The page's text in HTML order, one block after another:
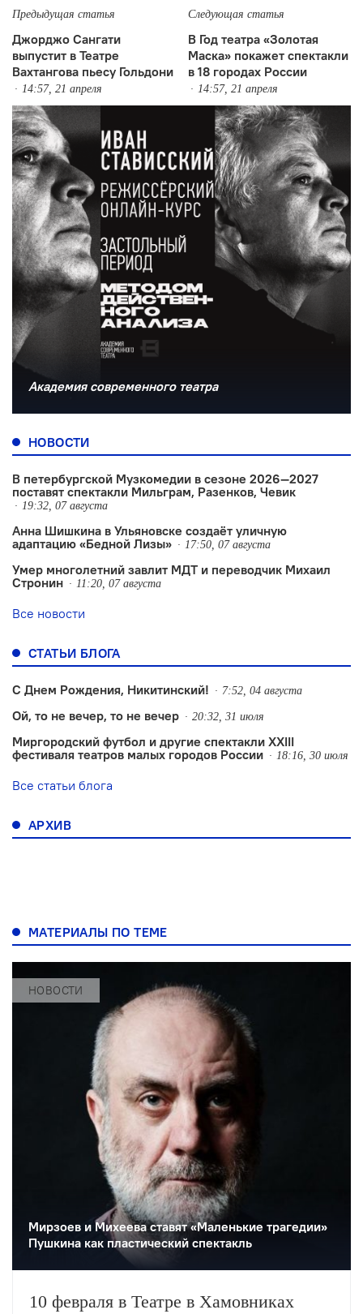
Предыдущая статья
Джорджо Сангати
выпустит в Театре
Вахтангова пьесу Гольдони
14:57, 21 апреля
Следующая статья
В Год театра «Золотая
Маска» покажет спектакли
в 18 городах России
14:57, 21 апреля
Академия современного театра
НОВОСТИ
В петербургской Музкомедии в сезоне 2026—2027
поставят спектакли Мильграм, Разенков, Чевик
19:32, 07 августа
Анна Шишкина в Ульяновске создаëт уличную
адаптацию «Бедной Лизы»
17:50, 07 августа
Умер многолетний завлит МДТ и переводчик Михаил
Стронин
11:20, 07 августа
Все новости
СТАТЬИ БЛОГА
С Днем Рождения, Никитинский! 7:52, 04 августа
Ой, то не вечер, то не вечер 20:32, 31 июля
Миргородский футбол и другие спектакли XXIII
фестиваля театров малых городов России
18:16, 30 июля
Все статьи блога
АРХИВ
МАТЕРИАЛЫ ПО ТЕМЕ
НОВОСТИ
Мирзоев и Михеева ставят «Маленькие трагедии»
Пушкина как пластический спектакль
10 февраля в Театре в Хамовниках